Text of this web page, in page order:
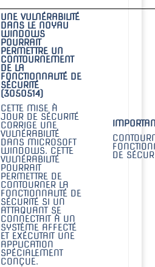
UNE VULNÉRABILITÉ
DANS LE NOYAU
WINDOWS
POURRAIT
PERMETTRE UN
CONTOURNEMENT
DE LA
FONCTIONNALITÉ DE
SÉCURITÉ
(3050514)
CETTE MISE À
JOUR DE SÉCURITÉ
CORRIGE UNE
VULNÉRABILITÉ
DANS MICROSOFT
WINDOWS. CETTE
VULNÉRABILITÉ
POURRAIT
PERMETTRE DE
CONTOURNER LA
FONCTIONNALITÉ DE
SÉCURITÉ SI UN
ATTAQUANT SE
CONNECTAIT À UN
SYSTÈME AFFECTÉ
ET EXÉCUTAIT UNE
APPLICATION
SPÉCIALEMENT
CONÇUE.
DE